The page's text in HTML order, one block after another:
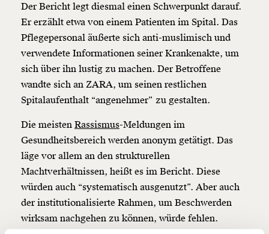
Veränderung
beginnt mit Dir!
WerdeFördermitgliedund wir können gemeinsam
funktioniert. Unsere Recherchen sind für alle frei im
Netz. Unabhängig und werbefrei. Und das wird auch
so bleiben. Kämpf’ mit uns für den Fortschritt und
unterstütze uns mit Deinem Mitgliedsbeitrag.
Du überweist lieber direkt?
Hier unsere IBAN: AT34 4300 0498 0007 6017
Kontoinhaber: Momentum Institut - Verein für
sozialen Fortschritt
Der Bericht legt diesmal einen Schwerpunkt darauf.
Er erzählt etwa von einem Patienten im Spital. Das
Pflegepersonal äußerte sich anti-muslimisch und
verwendete Informationen seiner Krankenakte, um
sich über ihn lustig zu machen. Der Betroffene
wandte sich an ZARA, um seinen restlichen
Spitalaufenthalt “angenehmer” zu gestalten.
Die meisten Rassismus-Meldungen im
Gesundheitsbereich werden anonym getätigt. Das
läge vor allem an den strukturellen
Machtverhältnissen, heißt es im Bericht. Diese
würden auch “systematisch ausgenutzt”. Aber auch
der institutionalisierte Rahmen, um Beschwerden
wirksam nachgehen zu können, würde fehlen.